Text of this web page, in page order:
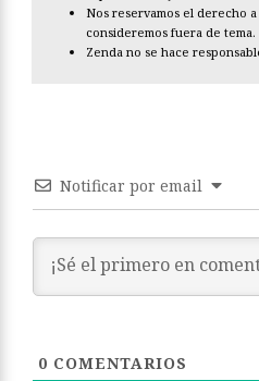
Nos reservamos el derecho
consideremos fuera de tema.
Zenda no se hace
Notificar por email
0 COMENTARIOS